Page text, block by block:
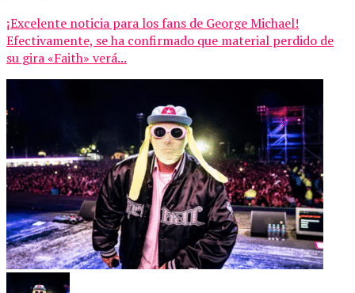
¡Excelente noticia para los fans de George Michael!
Efectivamente, se ha confirmado que material perdido de
su gira «Faith» verá...